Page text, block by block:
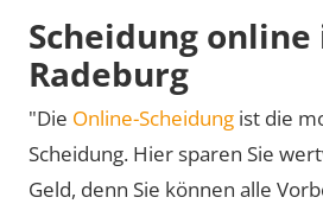
Scheidung online
Radeburg
"Die Online-Scheidung ist die
Scheidung. Hier sparen Sie
Geld, denn Sie können alle